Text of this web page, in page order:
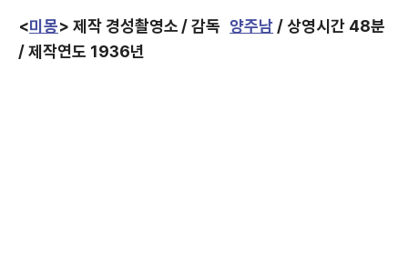
<미몽> 제작 경성촬영소 / 감독 양주남 / 상영시간 48분
/ 제작연도 1936년